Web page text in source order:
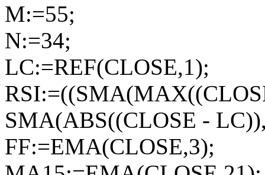
M:=55;
N:=34;
LC:=REF(CLOSE,1);
SMA(ABS((CLOSE -
FF:=EMA(CLOSE,3);